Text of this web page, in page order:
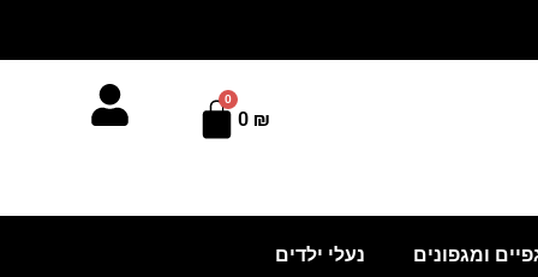
0 ₪
0
עגלת
ומגפונים נעלי ילדים